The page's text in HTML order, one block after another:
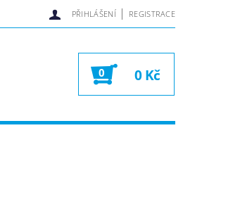
PŘIHLÁŠENÍ | REGISTRACE
0 0 Kč